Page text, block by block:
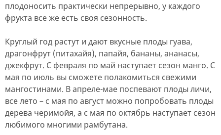
плодоносить практически непрерывно, у каждого
фрукта все же есть своя сезонность.
Круглый год растут и дают вкусные плоды гуава,
драгонфрут (питахайя), папайя, бананы, ананасы,
джекфрут. С февраля по май наступает сезон манго. С
мая по июль вы сможете полакомиться свежими
мангостинами. В апреле-мае поспевают плоды личи,
все лето – с мая по август можно попробовать плоды
дерева черимойя, а с мая по октябрь наступает сезон
любимого многими рамбутана.